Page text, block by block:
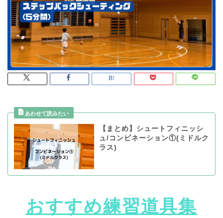
【まとめ】シュートフィニッシ
ュ/コンビネーション①(ミドルク
ラス)
おすすめ練習道具集